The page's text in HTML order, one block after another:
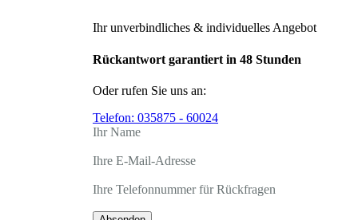
Ihr unverbindliches & individuelles Angebot
Rückantwort garantiert in 48 Stunden
Oder rufen Sie uns an:
Telefon: 035875 - 60024
Ihr Name
Ihre E-Mail-Adresse
Ihre Telefonnummer für Rückfragen